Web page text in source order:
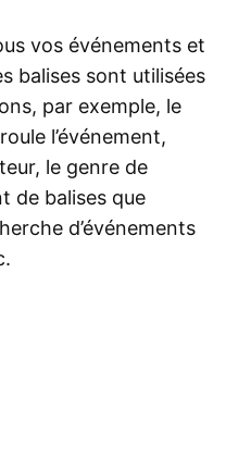
vos événements et
balises sont utilisées
par exemple, le
l’événement,
le genre de
de balises que
d’événements